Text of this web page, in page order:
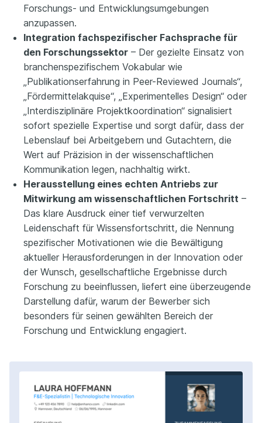
Forschungs- und Entwicklungsumgebungen
anzupassen.
Integration fachspezifischer Fachsprache für
den Forschungssektor – Der gezielte Einsatz von
branchenspezifischem Vokabular wie
„Publikationserfahrung in Peer-Reviewed Journals“,
„Fördermittelakquise“, „Experimentelles Design“ oder
„Interdisziplinäre Projektkoordination“ signalisiert
sofort spezielle Expertise und sorgt dafür, dass der
Lebenslauf bei Arbeitgebern und Gutachtern, die
Wert auf Präzision in der wissenschaftlichen
Kommunikation legen, nachhaltig wirkt.
Herausstellung eines echten Antriebs zur
Mitwirkung am wissenschaftlichen Fortschritt –
Das klare Ausdruck einer tief verwurzelten
Leidenschaft für Wissensfortschritt, die Nennung
spezifischer Motivationen wie die Bewältigung
aktueller Herausforderungen in der Innovation oder
der Wunsch, gesellschaftliche Ergebnisse durch
Forschung zu beeinflussen, liefert eine überzeugende
Darstellung dafür, warum der Bewerber sich
besonders für seinen gewählten Bereich der
Forschung und Entwicklung engagiert.